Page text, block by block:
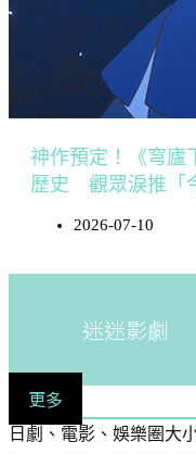
神作預定！《穹廬
歷史 觀眾淚推「
2026-07-10
迷迷影劇
更多
日劇、電影、娛樂圈大